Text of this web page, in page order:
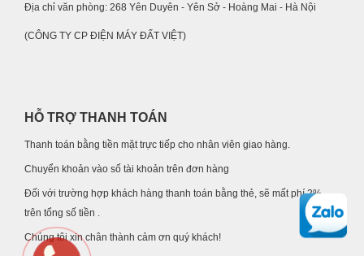
Địa chỉ văn phòng: 268 Yên Duyên - Yên Sở - Hoàng Mai - Hà Nội
(CÔNG TY CP ĐIỆN MÁY ĐẤT VIỆT)
HỖ TRỢ THANH TOÁN
Thanh toán bằng tiền mặt trực tiếp cho nhân viên giao hàng.
Chuyển khoản vào số tài khoản trên đơn hàng
Đối với trường hợp khách hàng thanh toán bằng thẻ, sẽ mất phí 2%
trên tổng số tiền .
Chúng tôi xin chân thành cảm ơn quý khách!